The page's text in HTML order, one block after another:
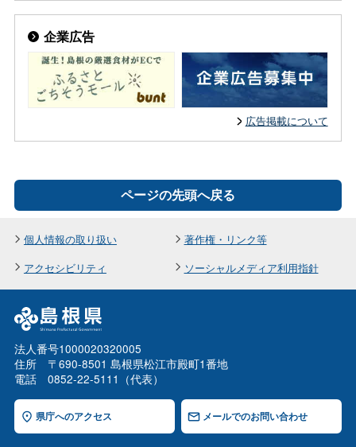
企業広告
広告掲載について
ページの先頭へ戻る
個人情報の取り扱い
著作権・リンク等
アクセシビリティ
ソーシャルメディア利用指針
法人番号1000020320005
住所 〒690-8501 島根県松江市殿町1番地
電話 0852-22-5111（代表）
県庁へのアクセス メールでのお問い合わせ